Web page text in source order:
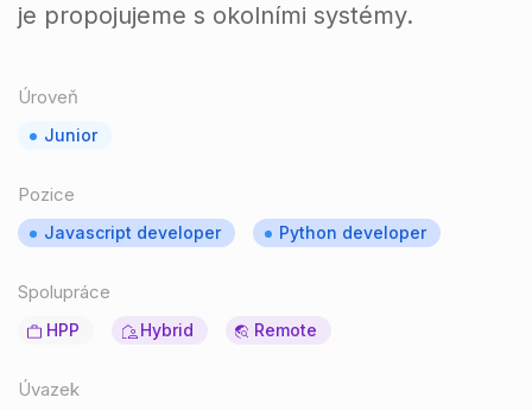
je propojujeme s okolními systémy.
Úroveň
Junior
Pozice
Javascript developer Python developer
Spolupráce
HPP Hybrid Remote
Úvazek